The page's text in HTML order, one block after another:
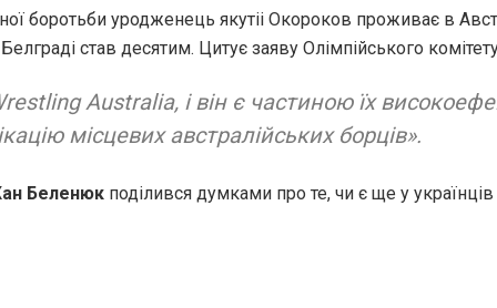
боротьби уродженець якутіі Окороков проживає в
став десятим. Цитує заяву Олімпійського
Australia, і він є частиною їх
місцевих австралійських борців».
Беленюк поділився думками про те, чи є ще у